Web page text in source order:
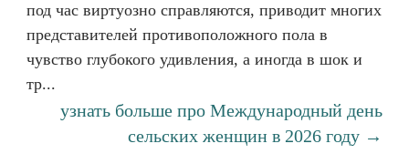
под час виртуозно справляются, приводит многих
представителей противоположного пола в
чувство глубокого удивления, а иногда в шок и
тр...
узнать больше про Международный день
сельских женщин в 2026 году →